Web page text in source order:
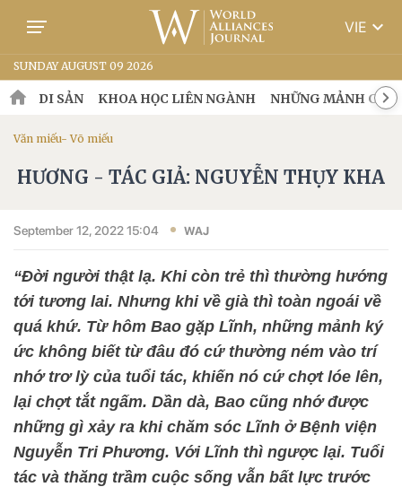
VIE keyboard_arrow_down
SUNDAY AUGUST 09 2026
DI SẢN KHOA HỌC LIÊN NGÀNH NHỮNG MẢNH
Văn miếu- Võ miếu
HƯƠNG - TÁC GIẢ: NGUYỄN THỤY KHA
September 12, 2022 15:04 WAJ
“Đời người thật lạ. Khi còn trẻ thì thường hướng
tới tương lai. Nhưng khi về già thì toàn ngoái về
quá khứ. Từ hôm Bao gặp Lĩnh, những mảnh ký
ức không biết từ đâu đó cứ thường ném vào trí
nhớ trơ lỳ của tuổi tác, khiến nó cứ chợt lóe lên,
lại chợt tắt ngấm. Dần dà, Bao cũng nhớ được
những gì xảy ra khi chăm sóc Lĩnh ở Bệnh viện
Nguyễn Tri Phương. Với Lĩnh thì ngược lại. Tuổi
tác và thăng trầm cuộc sống vẫn bất lực trước